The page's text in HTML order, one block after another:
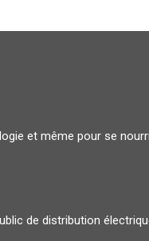
et même pour se
de distribution